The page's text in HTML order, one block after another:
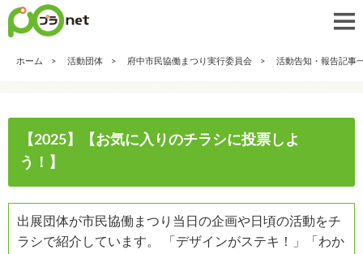
ホーム 活動団体 府中市民協働まつり実行委員会 活動告知・報告記事
【2025】【お気に入りのチラシに投票しよ
う！】
出展団体が市民協働まつり当日の企画や日頃の活動をチ
ラシで紹介しています。 「デザインがステキ！」「わか